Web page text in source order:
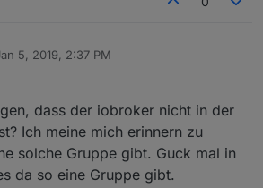
5, 2019, 2:37 PM
dass der iobroker nicht in der
Ich meine mich erinnern zu
solche Gruppe gibt. Guck mal in
da so eine Gruppe gibt.